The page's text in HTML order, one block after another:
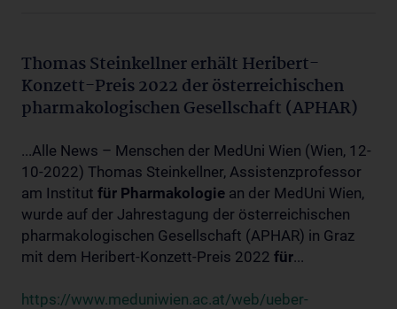
Thomas Steinkellner erhält Heribert-
Konzett-Preis 2022 der österreichischen
pharmakologischen Gesellschaft (APHAR)
...Alle News – Menschen der MedUni Wien (Wien, 12-
10-2022) Thomas Steinkellner, Assistenzprofessor
am Institut für Pharmakologie an der MedUni Wien,
wurde auf der Jahrestagung der österreichischen
pharmakologischen Gesellschaft (APHAR) in Graz
mit dem Heribert-Konzett-Preis 2022 für...
https://www.meduniwien.ac.at/web/ueber-